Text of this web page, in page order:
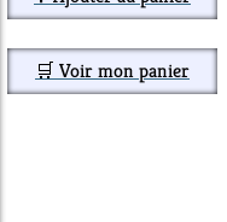
🛒 Voir mon panier